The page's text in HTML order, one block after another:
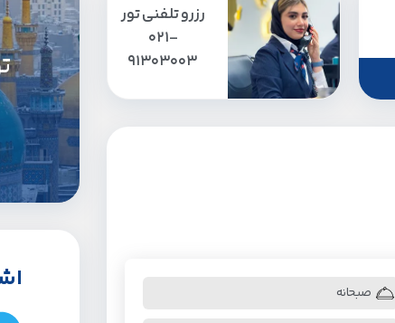
رزرو تلفنی تور
021-
91303003
صبحانه